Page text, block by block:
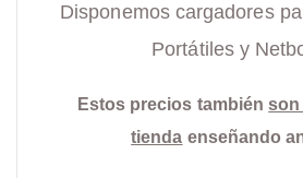
Disponemos cargadores
Portátiles y
Estos precios también son
tienda enseñando